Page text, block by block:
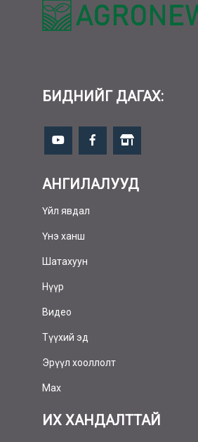
БИДНИЙГ ДАГАХ:
АНГИЛАЛУУД
Үйл явдал
Үнэ ханш
Шатахуун
Нүүр
Видео
Түүхий эд
Эрүүл хооллолт
Мах
ИХ ХАНДАЛТТАЙ